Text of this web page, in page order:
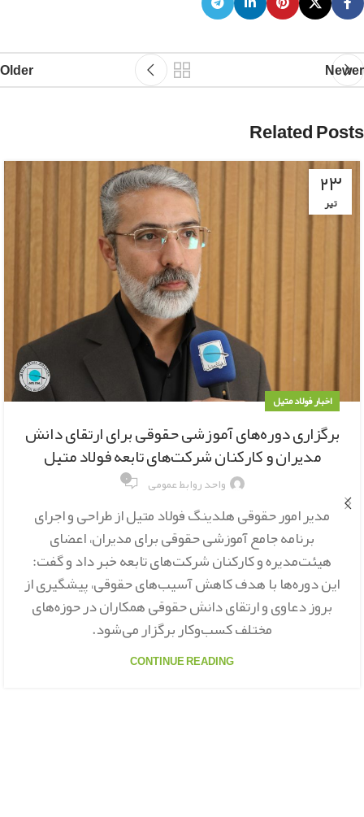
Newer
Older
Related Posts
۲۳
تیر
اخبار فولاد متیل
برگزاری دوره‌های آموزشی حقوقی برای ارتقای دانش
مدیران و کارکنان شرکت‌های تابعه فولاد متیل
واحد روابط عمومی ۰
مدیر امور حقوقی هلدینگ فولاد متیل از طراحی و اجرای
برنامه جامع آموزشی حقوقی برای مدیران، اعضای
هیئت‌مدیره و کارکنان شرکت‌های تابعه خبر داد و گفت:
این دوره‌ها با هدف کاهش آسیب‌های حقوقی، پیشگیری از
بروز دعاوی و ارتقای دانش حقوقی همکاران در حوزه‌های
مختلف کسب‌وکار برگزار می‌شود.
CONTINUE READING